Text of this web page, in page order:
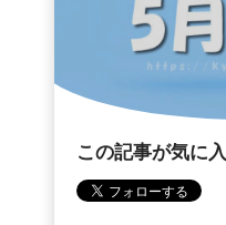
この記事が気に